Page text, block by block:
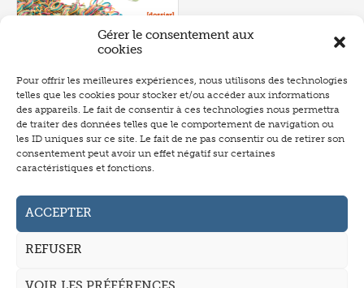
Gérer le consentement aux
cookies
Pour offrir les meilleures expériences, nous utilisons des technologies
telles que les cookies pour stocker et/ou accéder aux informations
des appareils. Le fait de consentir à ces technologies nous permettra
de traiter des données telles que le comportement de navigation ou
les ID uniques sur ce site. Le fait de ne pas consentir ou de retirer son
consentement peut avoir un effet négatif sur certaines
caractéristiques et fonctions.
ACCEPTER
REFUSER
Numéro 657- juin 2026
Annonceurs
Auteurs